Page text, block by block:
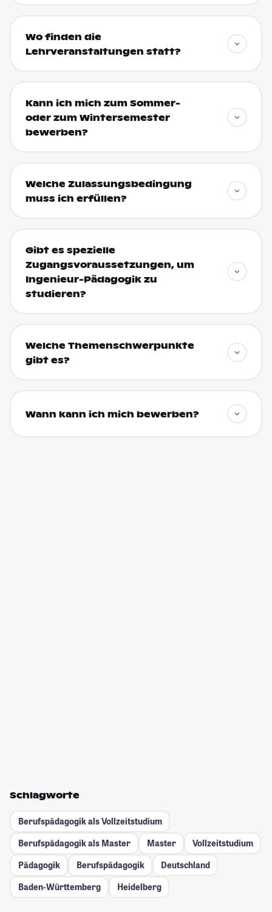
Wo finden die
Lehrveranstaltungen statt?
Kann ich mich zum Sommer-
oder zum Wintersemester
bewerben?
Welche Zulassungsbedingung
muss ich erfüllen?
Gibt es spezielle
Zugangsvoraussetzungen, um
Ingenieur-Pädagogik zu
studieren?
Welche Themenschwerpunkte
gibt es?
Wann kann ich mich bewerben?
Schlagworte
Berufspädagogik als Vollzeitstudium
Berufspädagogik als Master
Master
Vollzeitstudium
Pädagogik
Berufspädagogik
Deutschland
Baden-Württemberg
Heidelberg